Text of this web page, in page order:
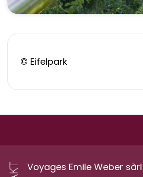
© Eifelpark
Voyages Emile Weber sàrl